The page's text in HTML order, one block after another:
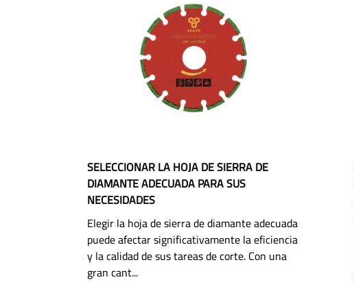
SELECCIONAR LA HOJA DE SIERRA DE
DIAMANTE ADECUADA PARA SUS
NECESIDADES
Elegir la hoja de sierra de diamante adecuada
puede afectar significativamente la eficiencia
y la calidad de sus tareas de corte. Con una
gran cant...